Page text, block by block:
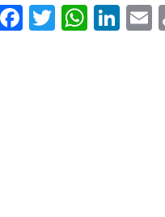
Facebook
Twitter